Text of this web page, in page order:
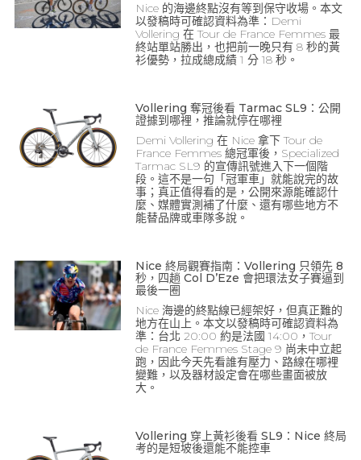
Nice 的海邊終點沒有等到保守收場。本文
以發稿時可確認資料為準：Demi
Vollering 在 Tour de France Femmes 最
終站單站勝出，也把前一晚只有 8 秒的黃
衫優勢，拉成總成績 1 分 18 秒。
Vollering 奪冠後看 Tarmac SL9：公開
證據到哪裡，推論就停在哪裡
Demi Vollering 在 Nice 拿下 Tour de
France Femmes 總冠軍後，Specialized
Tarmac SL9 的宣傳訊號進入下一個階
段。這不是一句「冠軍車」就能說完的故
事；真正值得看的是，公開來源能確認什
麼、媒體實測補了什麼、還有哪些地方不
能替品牌或車隊多說。
Nice 終局觀賽指南：Vollering 只領先 8
秒，四趟 Col D’Eze 會把環法女子賽逼到
最後一圈
Nice 海邊的終點線已經架好，但真正難的
地方在山上。本文以發稿時可確認資料為
準：台北 20:00 約是法國 14:00，Tour
de France Femmes Stage 9 尚未中立起
跑，因此今天先看誰有壓力、路線在哪裡
變難，以及器材設定會在哪些畫面被放
大。
Vollering 穿上黃衫後看 SL9：Nice 終局
考的是短坡後還能不能控車